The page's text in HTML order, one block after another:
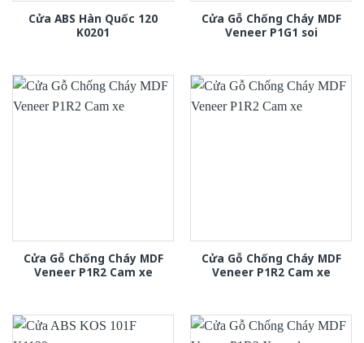
Cửa ABS Hàn Quốc 120
K0201
Cửa Gỗ Chống Cháy MDF
Veneer P1G1 soi
Cửa Gỗ Chống Cháy MDF
Veneer P1R2 Cam xe
Cửa Gỗ Chống Cháy MDF
Veneer P1R2 Cam xe